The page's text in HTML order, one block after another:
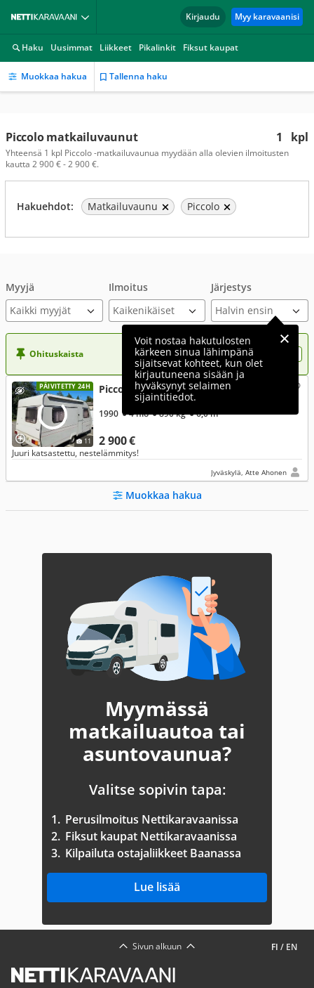
Kirjaudu Myy karavaanisi
Haku Uusimmat Liikkeet Pikalinkit Fiksut kaupat
Muokkaa hakua Tallenna haku
1 kpl
Piccolo matkailuvaunut
Yhteensä 1 kpl Piccolo -matkailuvaunua myydään alla olevien ilmoitusten
kautta 2 900 € - 2 900 €.
Hakuehdot: Matkailuvaunu Piccolo
Myyjä
Kaikki myyjät
Ilmoitus Järjestys
Voit nostaa hakutulosten
kärkeen sinua lähimpänä
sijaitsevat kohteet, kun olet
kirjautuneena sisään ja
hyväksynyt selaimen
sijaintitiedot.
Ohituskaista Nosta ilmoituksesi tähän?
PÄIVITETTY 24H
11
Piccolo Holicamp
2 900 €
1990 ● 4 hlö● 890 kg● 6,0 m
Juuri katsastettu, nestelämmitys!
Jyväskylä, Atte Ahonen
Muokkaa hakua
Myymässä
matkailuautoa tai
asuntovaunua?
Valitse sopivin tapa:
1. Perusilmoitus Nettikaravaanissa
2. Fiksut kaupat Nettikaravaanissa
3. Kilpailuta ostajaliikkeet Baanassa
Lue lisää
FI / EN
Sivun alkuun